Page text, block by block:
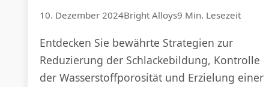
10. Dezember 2024Bright Alloys9 Min. Lesezeit
Entdecken Sie bewährte Strategien zur
Reduzierung der Schlackebildung, Kontrolle
der Wasserstoffporosität und Erzielung einer